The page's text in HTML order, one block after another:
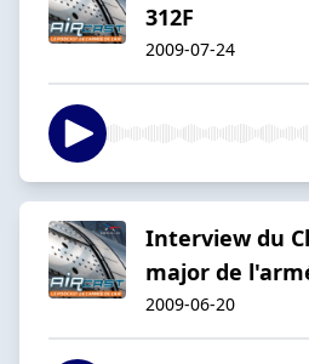
312F
2009-07-24
Interview du
major de
2009-06-20